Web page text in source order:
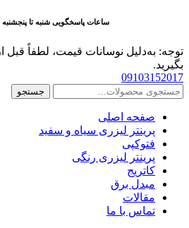
محتوا
ساعات پاسخگویی شنبه تا پنجشنبه 9صبح تا 9 شب
توجه: به‌دلیل نوسانات قیمت، لطفاً
بگیرید.
09103152017
جستجو
جستجو
صفحه اصلی
پرینتر لیزری سیاه و سفید
فتوکپی
پرینتر لیزری رنگی
کاتریج
مبدل برق
مقالات
تماس با ما